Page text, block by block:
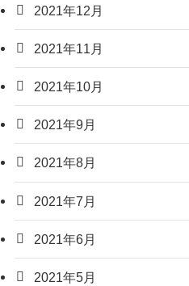
2021年12月
2021年11月
2021年10月
2021年9月
2021年8月
2021年7月
2021年6月
2021年5月